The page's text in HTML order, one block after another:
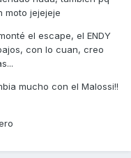
moto jejejeje
el escape, el ENDY
con lo cuan, creo
mucho con el Malossi!!